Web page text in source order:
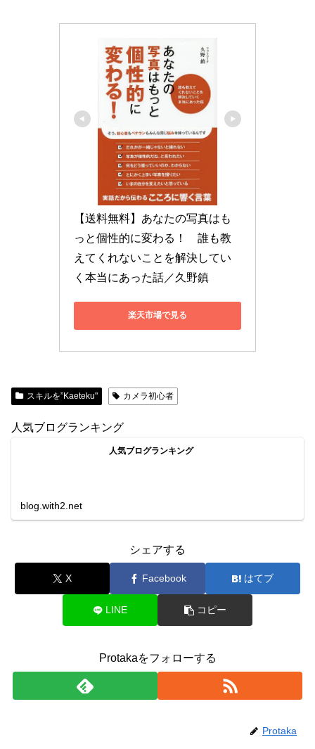
【送料無料】あなたの写真はも
っと個性的に変わる！　誰も教
えてくれないことを解決してい
く本当にあった話／久野鎮
楽天市場で見る
スキルを”Kaeteku" カメラ初心者
人気ブログランキング
人気ブログランキング
blog.with2.net
シェアする
X Facebook はてブ
LINE コピー
Protakaをフォローする
Protaka